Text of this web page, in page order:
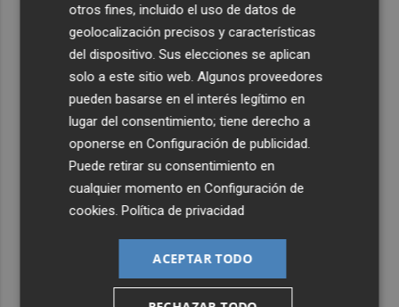
otros fines, incluido el uso de datos de
geolocalización precisos y características
del dispositivo. Sus elecciones se aplican
solo a este sitio web. Algunos proveedores
pueden basarse en el interés legítimo en
lugar del consentimiento; tiene derecho a
oponerse enConfiguración de publicidad
Puede retirar su consentimiento en
cualquier momento enConfiguración de
cookies .Política de privacidad
ACEPTAR TODO